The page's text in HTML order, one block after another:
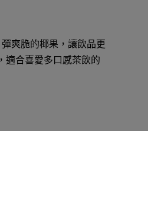
爽脆的椰果，讓飲品更
適合喜愛多口感茶飲的